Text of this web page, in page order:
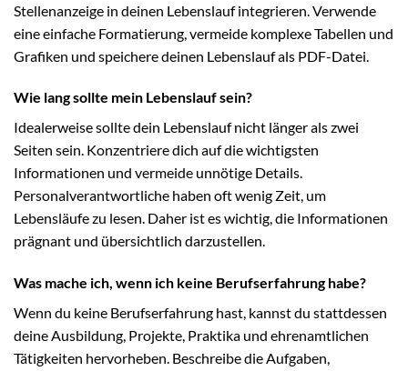
Stellenanzeige in deinen Lebenslauf integrieren. Verwende
eine einfache Formatierung, vermeide komplexe Tabellen und
Grafiken und speichere deinen Lebenslauf als PDF-Datei.
Wie lang sollte mein Lebenslauf sein?
Idealerweise sollte dein Lebenslauf nicht länger als zwei
Seiten sein. Konzentriere dich auf die wichtigsten
Informationen und vermeide unnötige Details.
Personalverantwortliche haben oft wenig Zeit, um
Lebensläufe zu lesen. Daher ist es wichtig, die Informationen
prägnant und übersichtlich darzustellen.
Was mache ich, wenn ich keine Berufserfahrung habe?
Wenn du keine Berufserfahrung hast, kannst du stattdessen
deine Ausbildung, Projekte, Praktika und ehrenamtlichen
Tätigkeiten hervorheben. Beschreibe die Aufgaben,